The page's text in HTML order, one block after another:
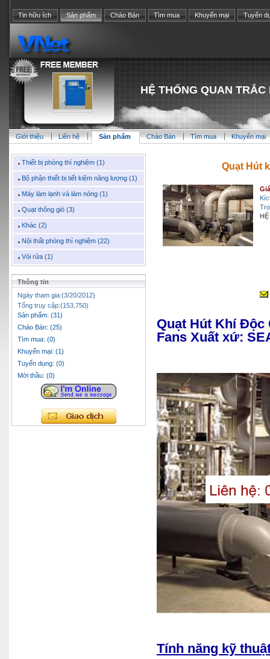
Tin hữu ích Sản phẩm Chào Bán Tìm mua Khuyến mại Tuyển
HỆ THỐNG QUAN
Giới thiệu Liên hệ Sản phẩm Chào Bán Tìm mua Khuyến mại
Thiết bị phòng thí nghiệm (1)
Bộ phận thiết bị tiết kiệm năng lượng (1)
Máy làm lạnh và làm nóng (1)
Quạt thông gió (3)
Khác (2)
Nội thất phòng thí nghiệm (22)
Vòi rửa (1)
Thông tin
Ngày tham gia:(3/20/2012)
Tổng truy cập:(153,750)
Sản phẩm: (31)
Chào Bán: (25)
Tìm mua: (0)
Khuyến mại: (1)
Tuyển dụng: (0)
Mời thầu: (0)
Quạt Hút
Quạt Hút Khí Độc
Fans Xuất xứ:
Tính năng kỹ